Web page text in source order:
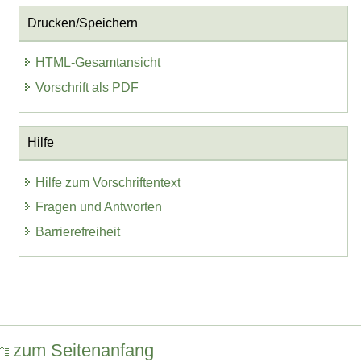
Drucken/Speichern
HTML-Gesamtansicht
Vorschrift als PDF
Hilfe
Hilfe zum Vorschriftentext
Fragen und Antworten
Barrierefreiheit
zum Seitenanfang